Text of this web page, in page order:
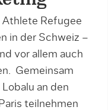
Athlete Refugee
in der Schweiz –
vor allem auch
Gemeinsam
an den
teilnehmen